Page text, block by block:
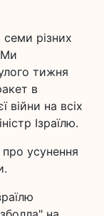
семи різних
Ми
тижня
в
війни на всіх
Ізраїлю.
усунення